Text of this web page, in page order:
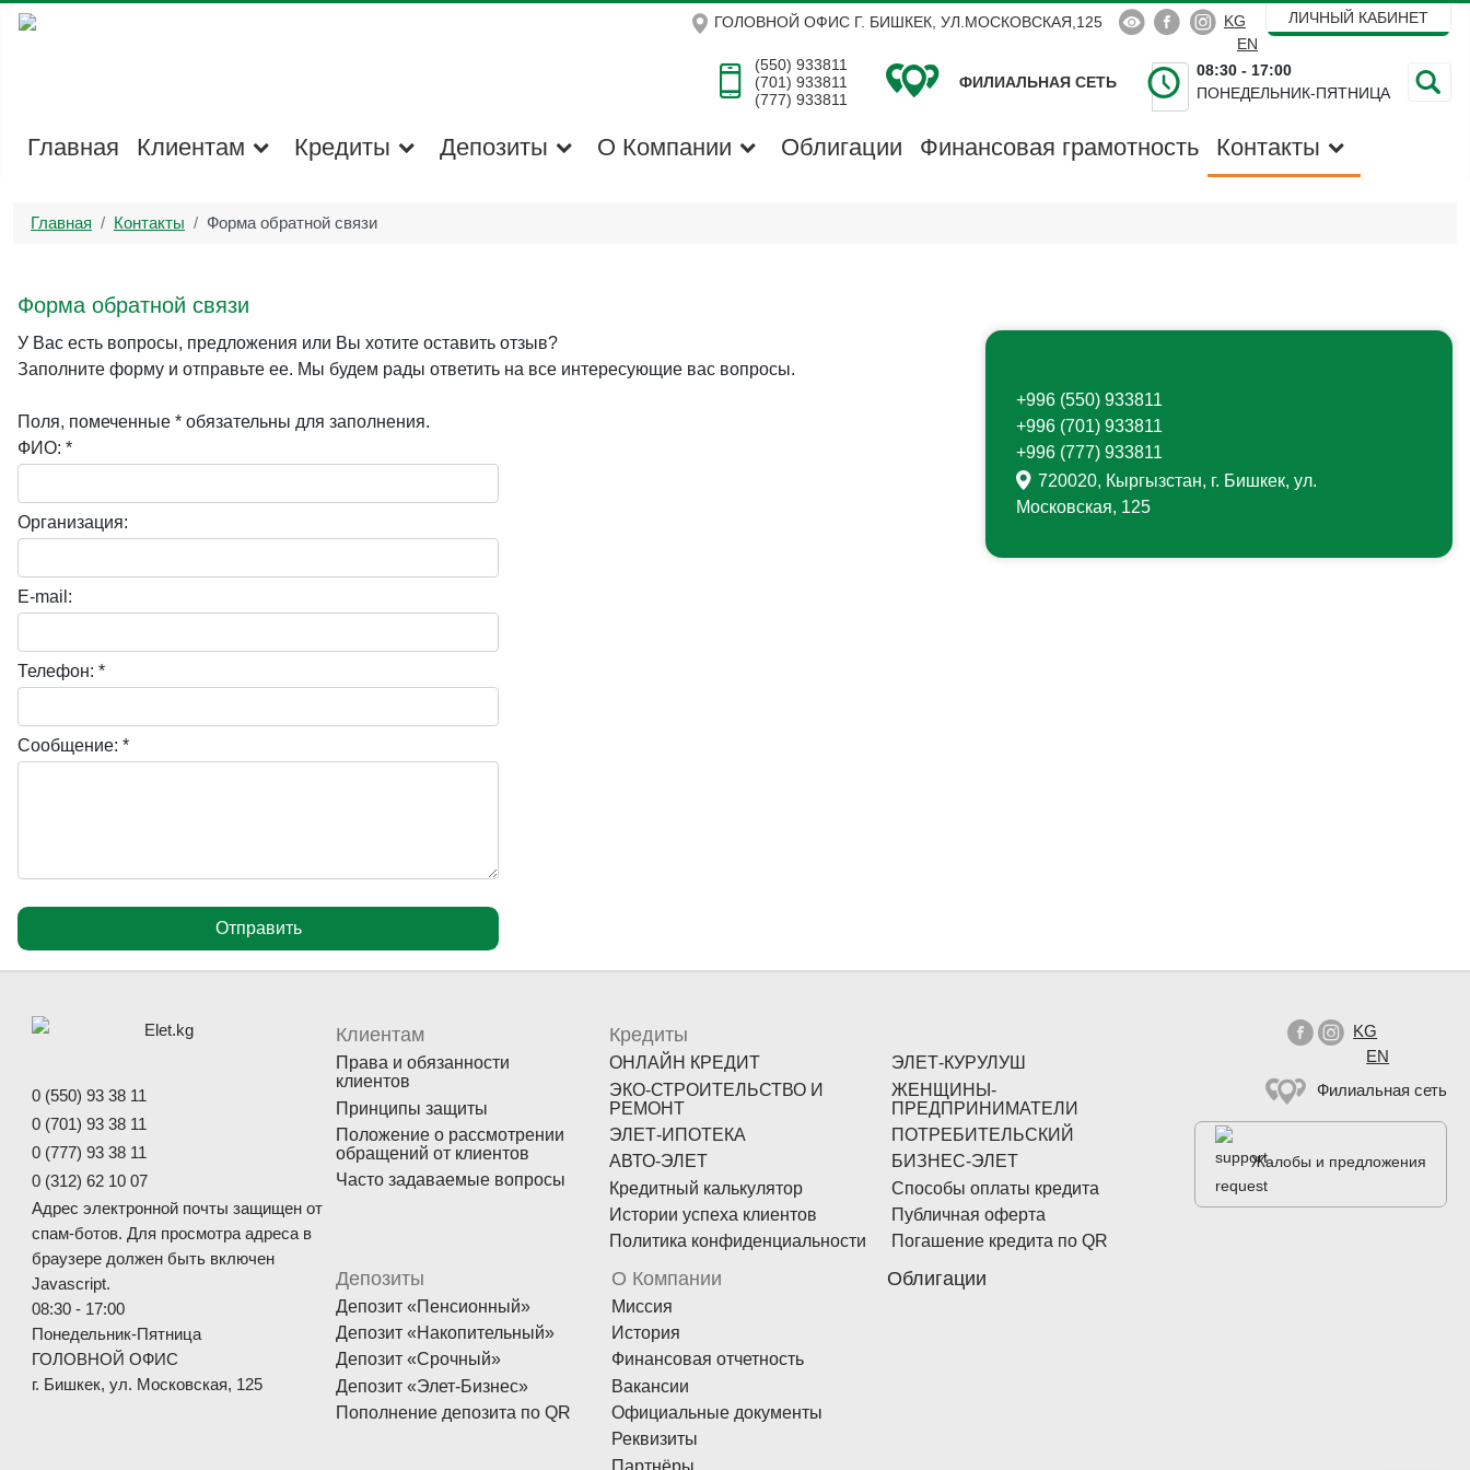
ГОЛОВНОЙ ОФИС Г. БИШКЕК, УЛ.МОСКОВСКАЯ,125   Выберите язык
KG
EN
ЛИЧНЫЙ КАБИНЕТ
(550) 933811
(701) 933811
(777) 933811
ФИЛИАЛЬНАЯ СЕТЬ
08:30 - 17:00
ПОНЕДЕЛЬНИК-ПЯТНИЦА
Поиск
Главная Клиентам Кредиты Депозиты О Компании Облигации Финансовая грамотность Контакты
Главная Контакты Форма обратной связи
Форма обратной связи
У Вас есть вопросы, предложения или Вы хотите оставить отзыв?
Заполните форму и отправьте ее. Мы будем рады ответить на все интересующие вас вопросы.
Поля, помеченные * обязательны для заполнения.
ФИО: *
Организация:
E-mail:
Телефон: *
Сообщение: *
+996 (550) 933811
+996 (701) 933811
+996 (777) 933811
720020, Кыргызстан, г. Бишкек, ул.
Московская, 125
0 (550) 93 38 11
0 (701) 93 38 11
0 (777) 93 38 11
0 (312) 62 10 07
Адрес электронной почты защищен от
спам-ботов. Для просмотра адреса в
браузере должен быть включен
Javascript.
08:30 - 17:00
Понедельник-Пятница
ГОЛОВНОЙ ОФИС
г. Бишкек, ул. Московская, 125
Клиентам
Права и обязанности
клиентов
Принципы защиты
Положение о рассмотрении
обращений от клиентов
Часто задаваемые вопросы
Кредиты
ОНЛАЙН КРЕДИТ
ЭЛЕТ-КУРУЛУШ
ЭКО-СТРОИТЕЛЬСТВО И
РЕМОНТ
ЖЕНЩИНЫ-
ПРЕДПРИНИМАТЕЛИ
ЭЛЕТ-ИПОТЕКА
ПОТРЕБИТЕЛЬСКИЙ
АВТО-ЭЛЕТ
БИЗНЕС-ЭЛЕТ
Кредитный калькулятор
Способы оплаты кредита
Истории успеха клиентов
Публичная оферта
Политика конфиденциальности
Погашение кредита по QR
Депозиты
Депозит «Пенсионный»
Депозит «Накопительный»
Депозит «Срочный»
Депозит «Элет-Бизнес»
Пополнение депозита по QR
О Компании
Миссия
История
Финансовая отчетность
Вакансии
Официальные документы
Реквизиты
Партнёры
Облигации
 Выберите язык
KG
EN
Филиальная сеть
Жалобы и предложения